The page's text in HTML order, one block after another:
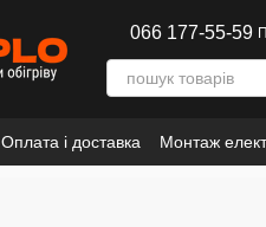
066 177-55-59
Оплата і доставка Монтаж
Інформація